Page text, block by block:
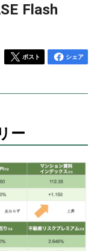
Flash
ポスト シェア
ー